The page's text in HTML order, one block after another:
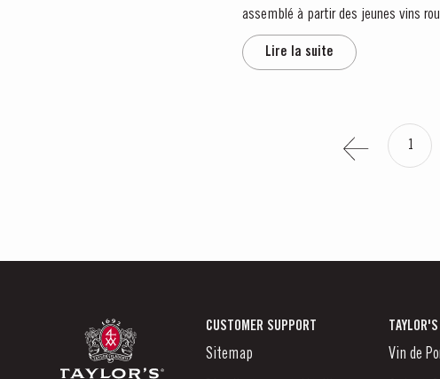
assemblé à partir des jeunes vins
Lire la suite
1
CUSTOMER SUPPORT
Sitemap
TAYLOR'S
Vin de